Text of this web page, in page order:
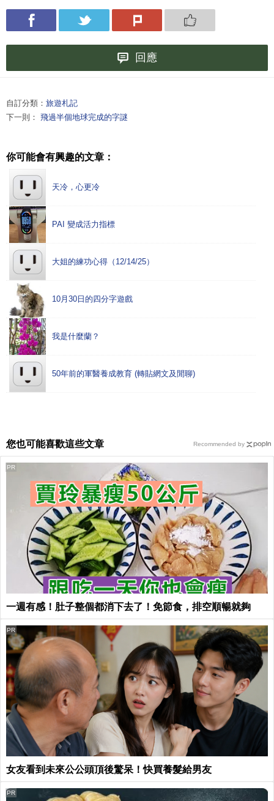
回應
自訂分類： 旅遊札記
下一則： 飛過半個地球完成的字謎
你可能會有興趣的文章：
天冷，心更冷
PAI 變成活力指標
大姐的練功心得（12/14/25）
10月30日的四分字遊戲
我是什麼蘭？
50年前的軍醫養成教育 (轉貼網文及閒聊)
您也可能喜歡這些文章
一週有感！肚子整個都消下去了！免節食，排空順暢就夠
PR
女友看到未來公公頭頂後驚呆！快買養髮給男友
PR
PR
Recommended by